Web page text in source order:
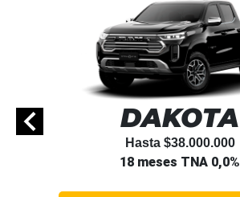
DAKOTA
Hasta $38.000.000
18 meses TNA 0,0%